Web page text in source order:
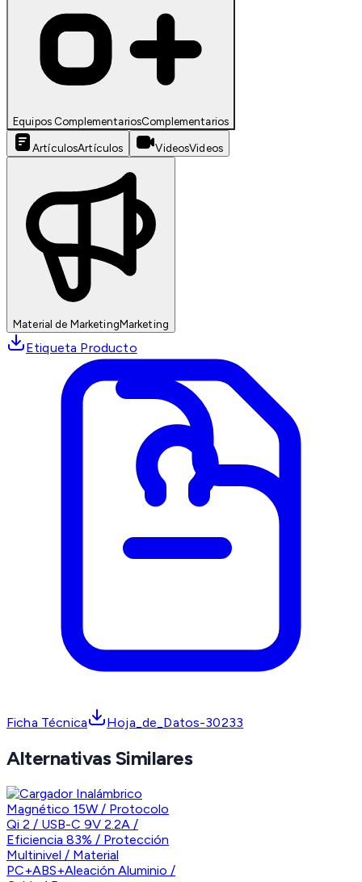
Equipos ComplementariosComplementarios
ArtículosArtículos VideosVideos
Material de MarketingMarketing
Etiqueta Producto
Ficha Técnica Hoja_de_Datos-30233
Alternativas Similares